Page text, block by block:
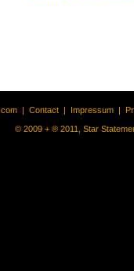
| Contact | Impressum |
© 2009 + ® 2011, Star